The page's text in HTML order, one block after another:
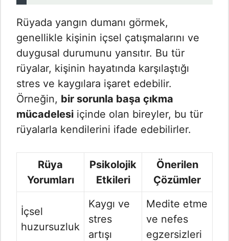
Rüyada yangın dumanı görmek,
genellikle kişinin içsel çatışmalarını ve
duygusal durumunu yansıtır. Bu tür
rüyalar, kişinin hayatında karşılaştığı
stres ve kaygılara işaret edebilir.
Örneğin, bir sorunla başa çıkma
mücadelesi içinde olan bireyler, bu tür
rüyalarla kendilerini ifade edebilirler.
Rüya
Yorumları
Psikolojik
Etkileri
Önerilen
Çözümler
İçsel
huzursuzluk
Kaygı ve
stres
artışı
Medite etme
ve nefes
egzersizleri